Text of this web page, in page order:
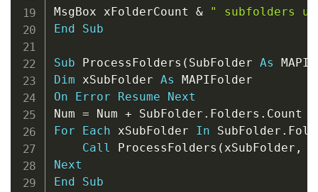
MsgBox xFolderCount &
" subfolders
End
Sub
Sub ProcessFolders ( SubFolder As
Dim xSubFolder As
On
Error Resume
Next
Num = Num + SubFolder . Folders .
For
Each xSubFolder In SubFolder .
Call ProcessFolders ( xSubFolder ,
Next
End
Sub